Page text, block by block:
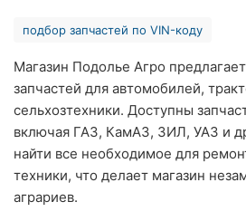
Тернополь
Хмельницкий
Одесса
подбор запчастей по VIN-коду
Магазин Подолье Агро
запчастей для автомобилей,
сельхозтехники. Доступны
включая ГАЗ, КамАЗ, ЗИЛ, УАЗ и
найти все необходимое для
техники, что делает магазин
аграриев.